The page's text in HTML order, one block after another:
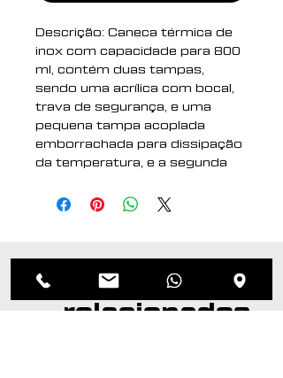
Descrição: Caneca térmica de
inox com capacidade para 800
ml, contém duas tampas,
sendo uma acrílica com bocal,
trava de segurança, e uma
pequena tampa acoplada
emborrachada para dissipação
da temperatura, e a segunda
compartimento que ao deslizar
Altura : 20,2 cm
Largura : 10 cm
Produtos
relacionados